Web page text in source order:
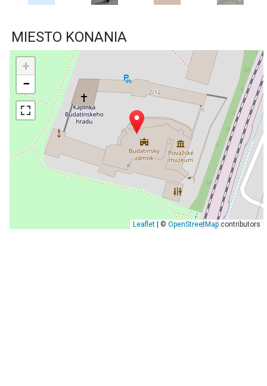
MIESTO KONANIA
+
−
Leaflet| © OpenStreetMapcontributors